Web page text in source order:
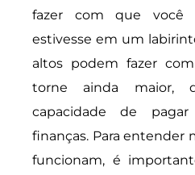
fazer com que você
estivesse em um
altos podem fazer
torne ainda maior,
capacidade de
finanças. Para entender
funcionam, é